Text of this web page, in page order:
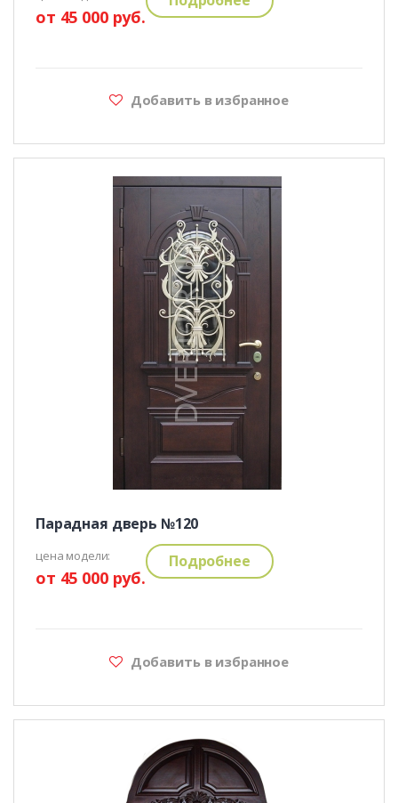
от 45 000 руб.
Добавить в избранное
Парадная дверь №120
цена модели:
от 45 000 руб.
Подробнее
Добавить в избранное